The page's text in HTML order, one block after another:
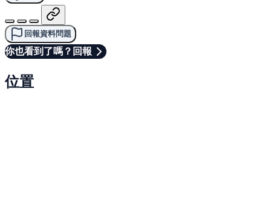
回報資料問題
你也看到了嗎？回報
位置